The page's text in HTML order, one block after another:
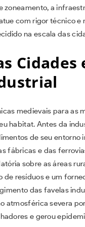
zoneamento, a
com rigor técnico
na escala das
medievais para
habitat. Antes da
de seu entorno
fábricas e das
sobre as áreas
de resíduos e um
das favelas
atmosférica severa
e gerou